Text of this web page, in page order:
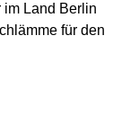
Land Berlin
für den